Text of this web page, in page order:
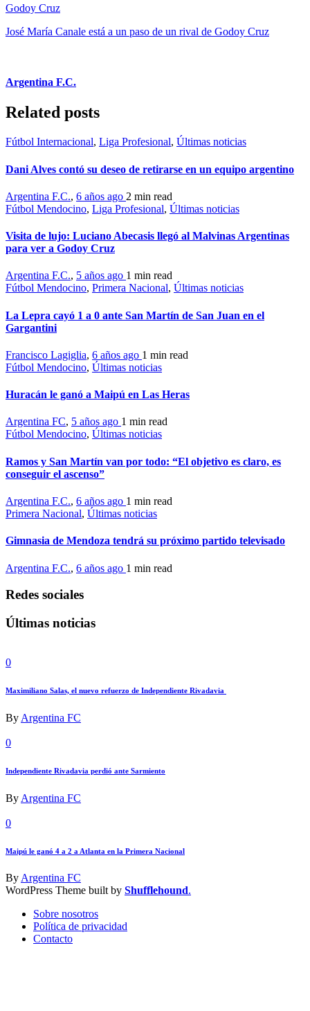
Godoy Cruz
José María Canale está a un paso de un rival de Godoy Cruz
Argentina F.C.
Related posts
Fútbol Internacional, Liga Profesional, Últimas noticias
Dani Alves contó su deseo de retirarse en un equipo argentino
Argentina F.C., 6 años ago 2 min read
Fútbol Mendocino, Liga Profesional, Últimas noticias
Visita de lujo: Luciano Abecasis llegó al Malvinas Argentinas
para ver a Godoy Cruz
Argentina F.C., 5 años ago 1 min read
Fútbol Mendocino, Primera Nacional, Últimas noticias
La Lepra cayó 1 a 0 ante San Martín de San Juan en el
Gargantini
Francisco Lagiglia, 6 años ago 1 min read
Fútbol Mendocino, Últimas noticias
Huracán le ganó a Maipú en Las Heras
Argentina FC, 5 años ago 1 min read
Fútbol Mendocino, Últimas noticias
Ramos y San Martín van por todo: “El objetivo es claro, es
conseguir el ascenso”
Argentina F.C., 6 años ago 1 min read
Primera Nacional, Últimas noticias
Gimnasia de Mendoza tendrá su próximo partido televisado
Argentina F.C., 6 años ago 1 min read
Redes sociales
Últimas noticias
0
Maximiliano Salas, el nuevo refuerzo de Independiente Rivadavia
By Argentina FC
0
Independiente Rivadavia perdió ante Sarmiento
By Argentina FC
0
Maipú le ganó 4 a 2 a Atlanta en la Primera Nacional
ByArgentina FC
WordPress Theme built by Shufflehound.
Sobre nosotros
Política de privacidad
Contacto